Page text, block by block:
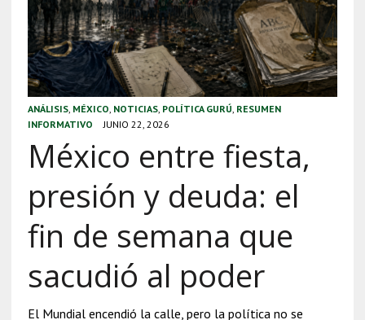
ANÁLISIS, MÉXICO NOTICIAS, POLÍTICA GURÚ RESUMEN
INFORMATIVO
JUNIO 22, 2026
México entre fiesta,
presión y deuda: el
fin de semana que
sacudió al poder
El Mundial encendió la calle, pero la política no se